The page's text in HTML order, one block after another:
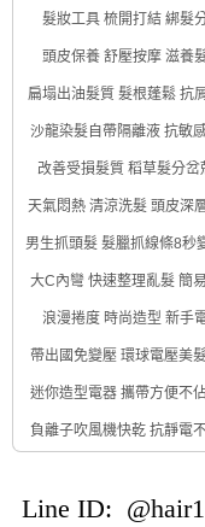
髮妝工具 梳開打結 綁髮
頭皮保養 舒壓按摩 滋養
扁塌出油髮質 髮根蓬鬆 抗
沙龍染髮自帶隔離液 抗敏
改善受損髮質 稻草髮分岔
天氣悶熱 清涼洗髮 頭皮深
男生抓頭髮 髮臘抓線條8秒
大C內彎 快速整理亂髮 簡
浪漫捲度 時尚造型 新手
帶出國免變壓 環球電壓美
迷你造型電器 攜帶方便不
負離子吹風機快乾 抗靜電
Line ID: